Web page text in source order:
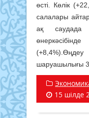
өсті. Көлік
салалары
ақ саудада
шаруашылығы
15 шілде